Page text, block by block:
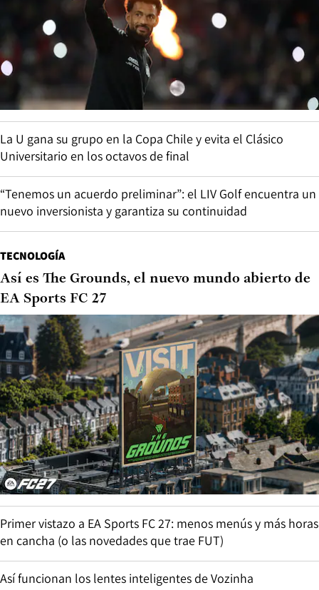
La U gana su grupo en la Copa Chile y evita el Clásico
Universitario en los octavos de final
“Tenemos un acuerdo preliminar”: el LIV Golf encuentra un
nuevo inversionista y garantiza su continuidad
TECNOLOGÍA
Así es The Grounds, el nuevo mundo abierto de
EA Sports FC 27
Primer vistazo a EA Sports FC 27: menos menús y más horas
en cancha (o las novedades que trae FUT)
Así funcionan los lentes inteligentes de Vozinha